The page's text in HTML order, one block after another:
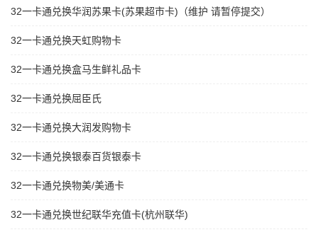
32一卡通兑换华润苏果卡(苏果超市卡)（维护 请暂停提交）
32一卡通兑换天虹购物卡
32一卡通兑换盒马生鲜礼品卡
32一卡通兑换屈臣氏
32一卡通兑换大润发购物卡
32一卡通兑换银泰百货银泰卡
32一卡通兑换物美/美通卡
32一卡通兑换世纪联华充值卡(杭州联华)